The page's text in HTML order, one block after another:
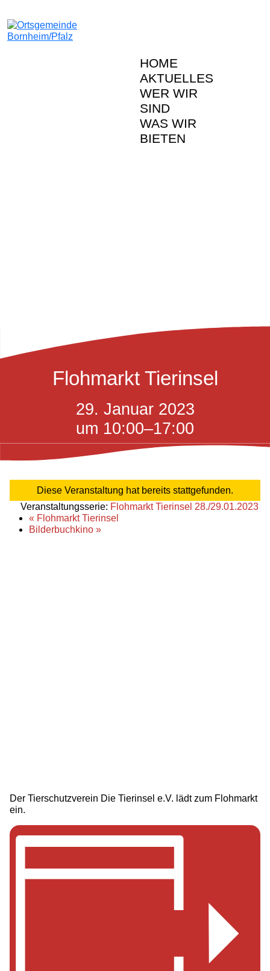
HOME
AKTUELLES
WER WIR
SIND
WAS WIR
BIETEN
Flohmarkt Tierinsel
29. Januar 2023
um 10:00–17:00
Diese Veranstaltung hat bereits stattgefunden.
Veranstaltungsserie: Flohmarkt Tierinsel 28./29.01.2023
« Flohmarkt Tierinsel
Bilderbuchkino »
Der Tierschutzverein Die Tierinsel e.V. lädt zum Flohmarkt
ein.